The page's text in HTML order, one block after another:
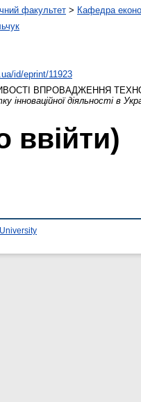
факультет > Кафедра
id/eprint/11923
ВПРОВАДЖЕННЯ
інноваційної діяльності в
ввійти)